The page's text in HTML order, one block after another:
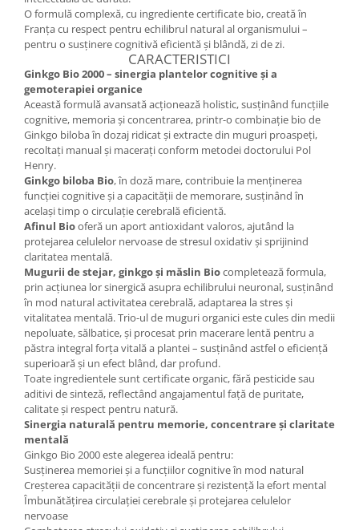
O formulă complexă, cu ingrediente certificate bio, creată în
Franța cu respect pentru echilibrul natural al organismului –
pentru o susținere cognitivă eficientă și blândă, zi de zi.
CARACTERISTICI
Ginkgo Bio 2000 – sinergia plantelor cognitive și a
gemoterapiei organice
Această formulă avansată acționează holistic, susținând funcțiile
cognitive, memoria și concentrarea, printr-o combinație bio de
Ginkgo biloba în dozaj ridicat și extracte din muguri proaspeți,
recoltați manual și macerați conform metodei doctorului Pol
Henry.
Ginkgo biloba Bio, în doză mare, contribuie la menținerea
funcției cognitive și a capacității de memorare, susținând în
același timp o circulație cerebrală eficientă.
Afinul Biooferă un aport antioxidant valoros, ajutând la
protejarea celulelor nervoase de stresul oxidativ și sprijinind
claritatea mentală.
Mugurii de stejar, ginkgo și măslin Biocompletează formula,
prin acțiunea lor sinergică asupra echilibrului neuronal, susținând
în mod natural activitatea cerebrală, adaptarea la stres și
vitalitatea mentală. Trio-ul de muguri organici este cules din medii
nepoluate, sălbatice, și procesat prin macerare lentă pentru a
păstra integral forța vitală a plantei – susținând astfel o eficiență
superioară și un efect blând, dar profund.
Toate ingredientele sunt certificate organic, fără pesticide sau
aditivi de sinteză, reflectând angajamentul față de puritate,
calitate și respect pentru natură.
Sinergia naturală pentru memorie, concentrare și claritate
mentală
Ginkgo Bio 2000 este alegerea ideală pentru:
Susținerea memoriei și a funcțiilor cognitive în mod natural
Creșterea capacității de concentrare și rezistență la efort mental
Îmbunătățirea circulației cerebrale și protejarea celulelor
nervoase